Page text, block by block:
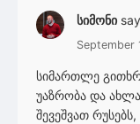
სიმონი
September
სიმართლე
უაზრობა და
შევეშვათ